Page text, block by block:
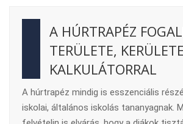
A HÚRTRAPÉZ
TERÜLETE,
KALKULÁTORRAL
A húrtrapéz mindig is esszenciális
iskolai, általános iskolás tananyagnak.